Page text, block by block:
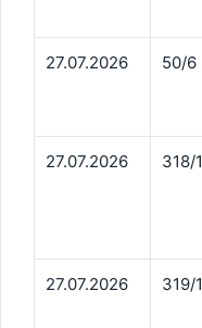
27.07.2026 50/6
27.07.2026 318/1
27.07.2026 319/1